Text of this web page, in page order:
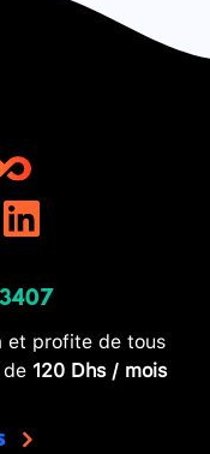
et profite de tous
120 Dhs / mois